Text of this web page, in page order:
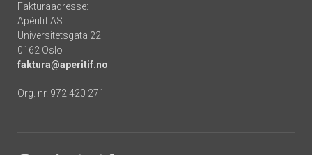
Fakturaadresse:
Apéritif AS
Universitetsgata 22
0162 Oslo
faktura@aperitif.no
Org. nr. 972 420 271